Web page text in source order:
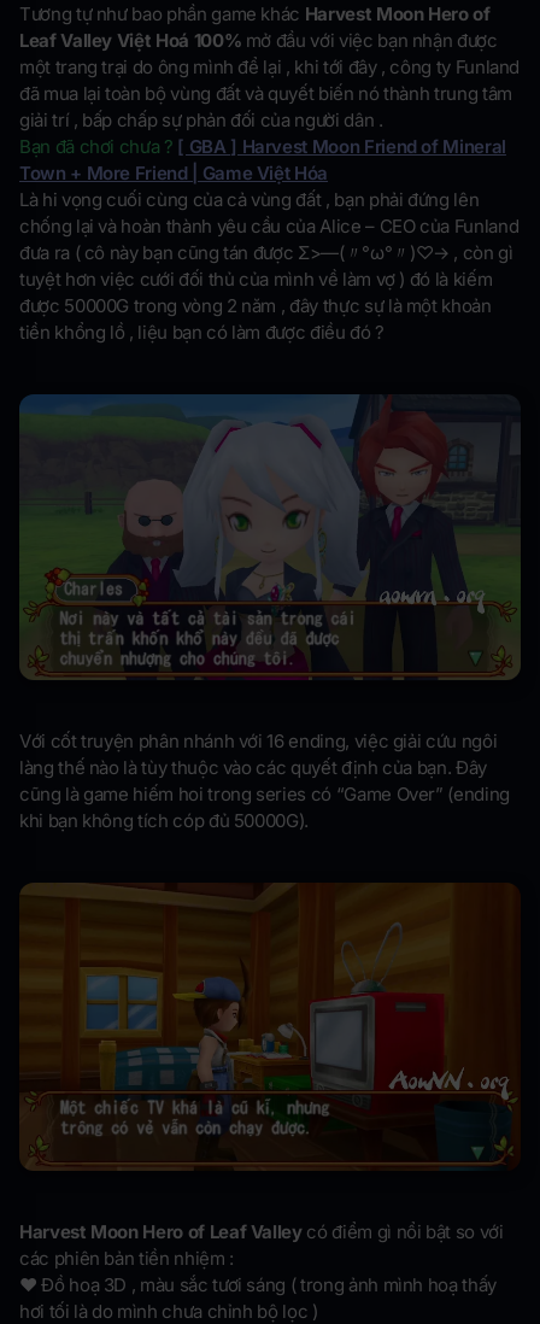
Tương tự như bao phần game khác Harvest Moon Hero of
Leaf Valley Việt Hoá 100% mở đầu với việc bạn nhận được
một trang trại do ông mình để lại , khi tới đây , công ty Funland
đã mua lại toàn bộ vùng đất và quyết biến nó thành trung tâm
giải trí , bấp chấp sự phản đối của người dân .
Bạn đã chơi chưa ? [ GBA ] Harvest Moon Friend of Mineral
Town + More Friend | Game Việt Hóa
Là hi vọng cuối cùng của cả vùng đất , bạn phải đứng lên
chống lại và hoàn thành yêu cầu của Alice – CEO của Funland
đưa ra ( cô này bạn cũng tán được Σ>―(〃°ω°〃)♡→ , còn gì
tuyệt hơn việc cưới đối thủ của mình về làm vợ ) đó là kiếm
được 50000G trong vòng 2 năm , đây thực sự là một khoản
tiền khổng lồ , liệu bạn có làm được điều đó ?
Với cốt truyện phân nhánh với 16 ending, việc giải cứu ngôi
làng thế nào là tùy thuộc vào các quyết định của bạn. Đây
cũng là game hiếm hoi trong series có “Game Over” (ending
khi bạn không tích cóp đủ 50000G).
Harvest Moon Hero of Leaf Valleycó điểm gì nổi bật so với
các phiên bản tiền nhiệm :
❤ Đồ hoạ 3D , màu sắc tươi sáng ( trong ảnh mình hoạ thấy
hơi tối là do mình chưa chỉnh bộ lọc )